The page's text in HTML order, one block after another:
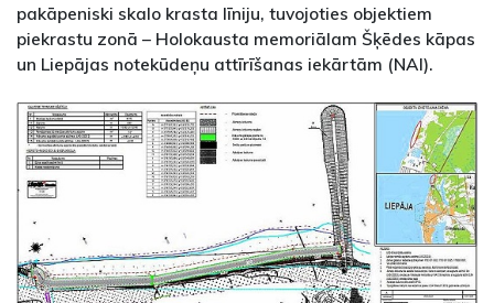
pakāpeniski skalo krasta līniju, tuvojoties objektiem
piekrastu zonā – Holokausta memoriālam Šķēdes kāpas
un Liepājas notekūdeņu attīrīšanas iekārtām (NAI).